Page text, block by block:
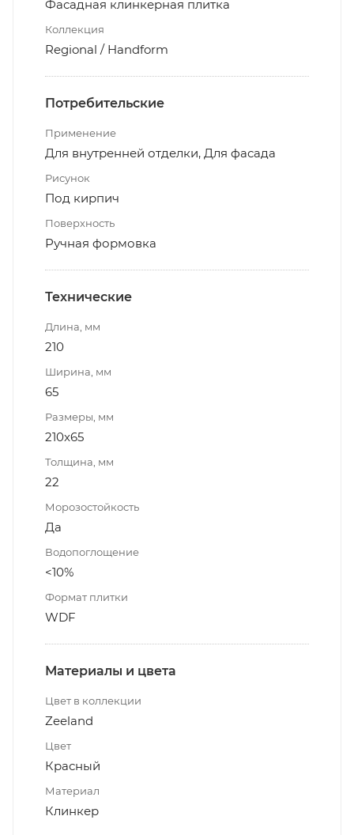
Фасадная клинкерная плитка
Коллекция
Regional / Handform
Потребительские
Применение
Для внутренней отделки, Для фасада
Рисунок
Под кирпич
Поверхность
Ручная формовка
Технические
Длина, мм
210
Ширина, мм
65
Размеры, мм
210x65
Толщина, мм
22
Морозостойкость
Да
Водопоглощение
<10%
Формат плитки
WDF
Материалы и цвета
Цвет в коллекции
Zeeland
Цвет
Красный
Материал
Клинкер